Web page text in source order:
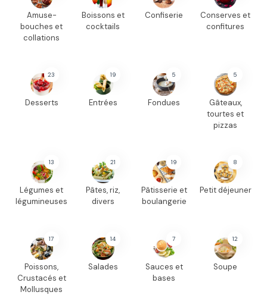
Amuse-
bouches et
collations
Boissons et
cocktails
Confiserie
Conserves et
confitures
23
Desserts
19
Entrées
5
Fondues
5
Gâteaux,
tourtes et
pizzas
13
Légumes et
légumineuses
21
Pâtes, riz,
divers
19
Pâtisserie et
boulangerie
8
Petit déjeuner
17
Poissons,
Crustacés et
Mollusques
14
Salades
7
Sauces et
bases
12
Soupe